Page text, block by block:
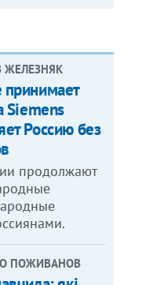
ЖЕЛЕЗНЯК
Siemens
Россию без
продолжают
ПОЖИВАНОВ